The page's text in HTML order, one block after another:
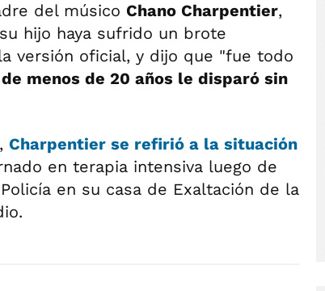
del músico Chano Charpentier,
hijo haya sufrido un brote
versión oficial, y dijo que "fue todo
menos de 20 años le disparó sin
Charpentier se refirió a la situación
en terapia intensiva luego de
en su casa de Exaltación de la